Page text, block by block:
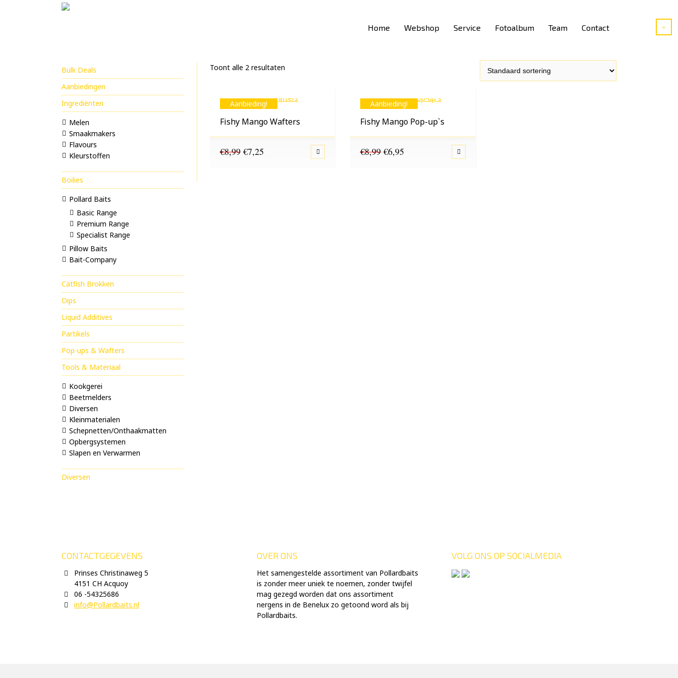
Home Webshop Service Fotoalbum Team Contact
Toont alle 2 resultaten
Aanbieding!
Fishy Mango Wafters
€8,99 Oorspronkelijke
€7,25Huidige
Aanbieding!
Fishy Mango Pop-up`s
€8,99Oorspronkelijke
€6,95
Bulk Deals
Aanbiedingen
Ingrediënten
Melen
Smaakmakers
Flavours
Kleurstoffen
Boilies
Pollard Baits
Basic Range
Premium Range
Specialist Range
Pillow Baits
Bait-Company
Catfish Brokken
Dips
Liquid Additives
Partikels
Pop-ups & Wafters
Tools & Materiaal
Kookgerei
Beetmelders
Diversen
Kleinmaterialen
Schepnetten/Onthaakmatten
Opbergsystemen
Slapen en Verwarmen
Diversen
CONTACTGEGEVENS
Prinses Christinaweg 5
4151 CH Acquoy
06 -54325686
info@Pollardbaits.nl
OVER ONS
Het samengestelde assortiment van Pollardbaits
is zonder meer uniek te noemen, zonder twijfel
mag gezegd worden dat ons assortiment
nergens in de Benelux zo getoond word als bij
Pollardbaits.
VOLG ONS OP SOCIALMEDIA